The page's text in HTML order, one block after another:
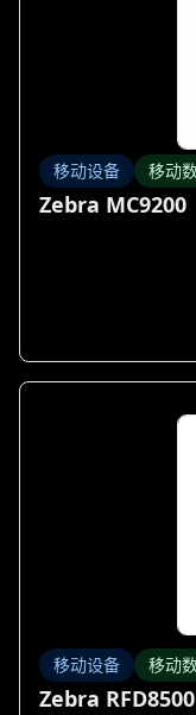
移动设备 移动
Zebra MC9200
移动设备 移动
Zebra